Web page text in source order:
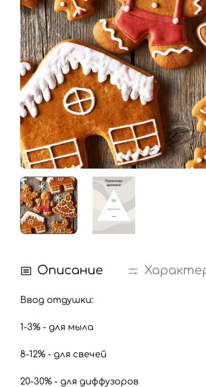
Описание
Ввод отдушки:
1-3% - для мыла
8-12% - для свечей
20-30% - для диффузоров